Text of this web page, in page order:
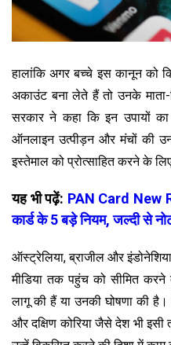
हालांकि अगर बच्चे इस कानून को
अकाउंट बना लेते हैं तो उनके माता-
सरकार ने कहा कि इन उपायों का
ऑनलाइन उत्पीड़न और मंचों की
इस्तेमाल को प्रोत्साहित करने के
यह भी पढ़ें: PAN Card New
कार्ड के 5 बड़े नियम, जल्दी से
ऑस्ट्रेलिया, ब्राजील और
मीडिया तक पहुंच को सीमित
लागू की हैं या उनकी घोषणा की
और दक्षिण कोरिया जैसे देश भी